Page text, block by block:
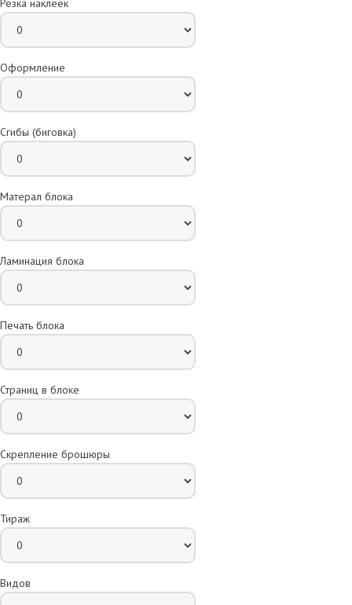
Оформление
Сгибы (биговка)
Матерал блока
Ламинация блока
Печать блока
Страниц в блоке
Скрепление брошюры
Тираж
Видов